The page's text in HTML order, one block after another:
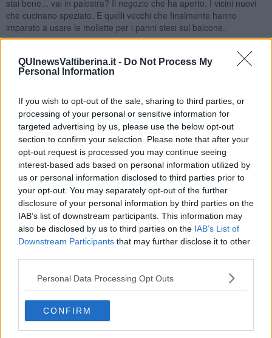
QUInewsValtiberina.it - Do Not Process My
Personal Information
If you wish to opt-out of the sale, sharing to third parties, or
processing of your personal or sensitive information for
targeted advertising by us, please use the below opt-out
section to confirm your selection. Please note that after your
opt-out request is processed you may continue seeing
interest-based ads based on personal information utilized by
us or personal information disclosed to third parties prior to
your opt-out. You may separately opt-out of the further
disclosure of your personal information by third parties on the
IAB’s list of downstream participants. This information may
also be disclosed by us to third parties on the IAB’s List of
Downstream Participants that may further disclose it to other
Personal Data Processing Opt Outs
CONFIRM
stai bene... vai in palestra? Il negozio che ha aperto. I vicini nuovi
che cucinano speziato. E quelli vecchi che finalmente hanno
imparato a usare le mollette per i panni stesi sul balcone.
si può pensare che l'immobilità serva a qualcosa? Nemmeno
esiste. Esiste la malinconia ma è un'altra cosa.
Se vuoi leggere le notizie principali della Toscana iscriviti alla
Newsletter QUInews - ToscanaMedia. Arriva gratis tutti i giorni
alle 20:00 direttamente nella tua casella di posta.
Basta cliccareQUI
Ti potrebbe interessare anche:
Ode ai lacci
​L’elenco telefonico
​La ris(u)onanza
​Il caffè Mattia Moreni
​In casa ho una macchina del tempo